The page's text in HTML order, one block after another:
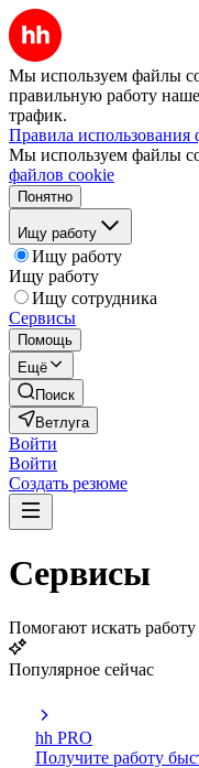
Мы используем файлы
правильную работу
трафик.
Правила использования
Мы используем файлы
файлов cookie
Понятно
Ищу работу
Ищу работу
Ищу работу
Ищу сотрудника
Сервисы
Помощь
Ещё
Поиск
Ветлуга
Войти
Войти
Создать резюме
Сервисы
Помогают искать
Популярное сейчас
hh PRO
Получите работу